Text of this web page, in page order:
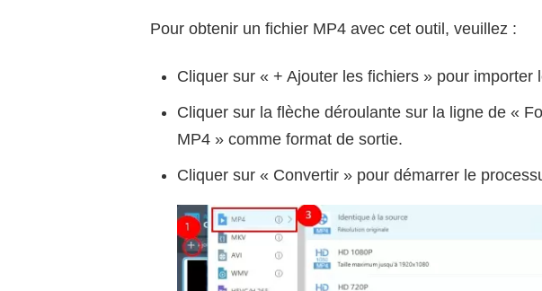
Pour obtenir un fichier MP4 avec cet outil, veuillez :
Cliquer sur « + Ajouter les fichiers » pour importer
Cliquer sur la flèche déroulante sur la ligne de «
MP4 » comme format de sortie.
Cliquer sur « Convertir » pour démarrer le